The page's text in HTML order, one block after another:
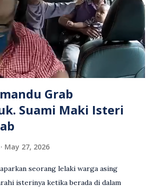
Grab
Suami Maki Isteri
May 27, 2026
seorang lelaki warga asing
isterinya ketika berada di dalam